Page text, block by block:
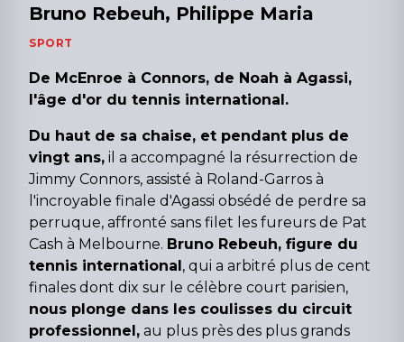
Bruno Rebeuh, Philippe Maria
SPORT
De McEnroe à Connors, de Noah à Agassi,
l'âge d'or du tennis international.
Du haut de sa chaise, et pendant plus de
vingt ans, il a accompagné la résurrection de
Jimmy Connors, assisté à Roland-Garros à
l'incroyable finale d'Agassi obsédé de perdre sa
perruque, affronté sans filet les fureurs de Pat
Cash à Melbourne. Bruno Rebeuh, figure du
tennis international, qui a arbitré plus de cent
finales dont dix sur le célèbre court parisien,
nous plonge dans les coulisses du circuit
professionnel, au plus près des plus grands